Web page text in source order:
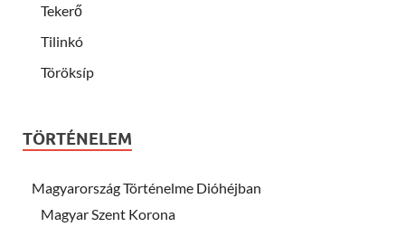
Tekerő
Tilinkó
Töröksíp
TÖRTÉNELEM
Magyarország Történelme Dióhéjban
Magyar Szent Korona